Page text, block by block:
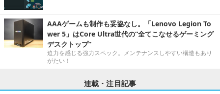
AAAゲームも制作も妥協なし。「Lenovo Legion To
wer 5」はCore Ultra世代の“全てこなせるゲーミング
デスクトップ”
迫力を感じる強力スペック。メンテナンスしやすい構造もあり
がたい！
連載・注目記事